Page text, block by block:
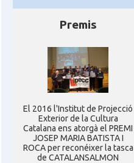
Premis
El 2016 l'Institut de Projecció
Exterior de la Cultura
Catalana ens atorgà el PREMI
JOSEP MARIA BATISTA I
ROCA per reconéixer la tasca
de CATALANSALMON